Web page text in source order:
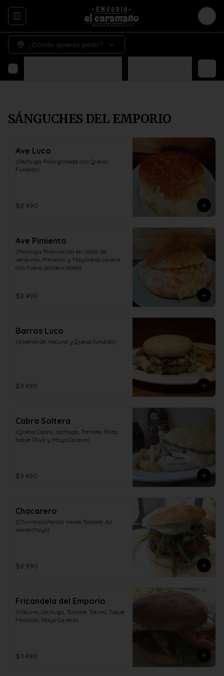
Abrir menu de navegación Login
¿Dónde quieres pedir?
SÁNGUCHES DEL EMPORIO
Ave Luco
(Pechuga Pollo grillada con Queso
Fundido)
$8.990
Ave Pimiento
(Pechuga Pollo cocida en caldo de
verduras, Pimiento y Mayonesa casera
con huevo pasteurizado)
$8.490
Barros Luco
(Asiento de Vacuno y Queso fundido)
$9.490
Cabra Soltera
(Queso Cabra, Lechuga, Tomate, Palta,
toque Oliva y Mayo Casera)
$9.490
Chacarero
(Churrasco,Poroto Verde,Tomate, Ají
Verde,Mayo)
$8.990
Fricandela del Emporio
(Vacuno, Lechuga, Tomate, Tocino, Toque
Mostaza, Mayo Casera)
$9.490